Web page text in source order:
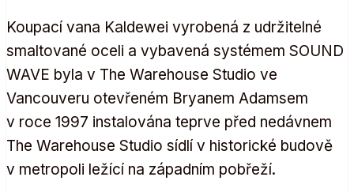
Koupací vana Kaldewei vyrobená z udržitelné
smaltované oceli a vybavená systémem SOUND
WAVE byla v The Warehouse Studio ve
Vancouveru otevřeném Bryanem Adamsem
v roce 1997 instalována teprve před nedávnem
The Warehouse Studio sídlí v historické budově
v metropoli ležící na západním pobřeží.